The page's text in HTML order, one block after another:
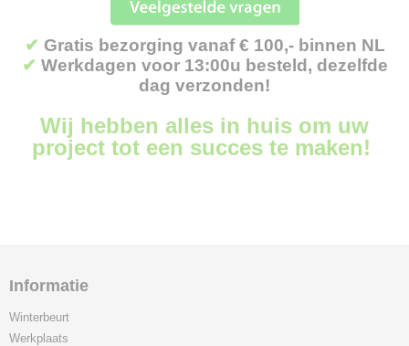
✔ Gratis bezorging vanaf € 100,- binnen NL
✔ Werkdagen voor 13:00u besteld, dezelfde
dag verzonden!
Wij hebben alles in huis om uw
project tot een succes te maken!
Informatie
Winterbeurt
Werkplaats